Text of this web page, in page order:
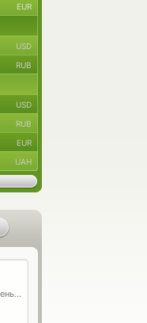
EUR
USD
RUB
USD
RUB
EUR
UAH